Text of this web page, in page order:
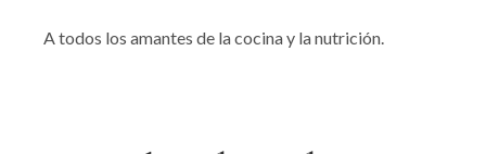
A todos los amantes de la cocina y la nutrición.